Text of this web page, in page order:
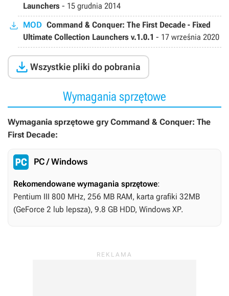
Launchers - 15 grudnia 2014
MOD Command & Conquer: The First Decade - Fixed
Ultimate Collection Launchers v.1.0.1 - 17 września 2020
 Wszystkie pliki do pobrania
Wymagania sprzętowe
Wymagania sprzętowe gry Command & Conquer: The
First Decade:
PC / Windows
Rekomendowane wymagania sprzętowe:
Pentium III 800 MHz, 256 MB RAM, karta grafiki 32MB
(GeForce 2 lub lepsza), 9.8 GB HDD, Windows XP.